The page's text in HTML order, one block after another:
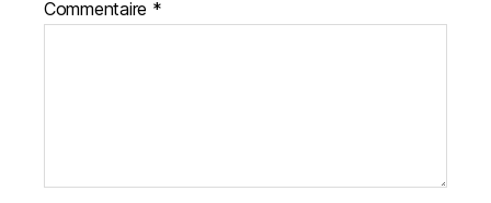
Commentaire *